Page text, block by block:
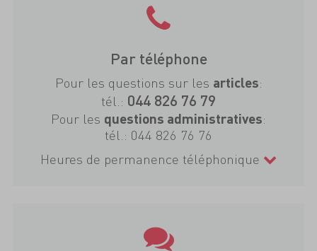
Par téléphone
Pour les questions sur les articles:
tél.: 044 826 76 79
Pour les questions administratives:
tél.: 044 826 76 76
Heures de permanence téléphonique